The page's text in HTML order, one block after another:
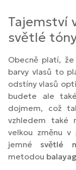
Tajemství
světlé
Obecně platí,
barvy vlasů to
odstíny vlasů
budete ale
dojmem, což
vzhledem také
velkou změnu v
jemné světlé
metodou